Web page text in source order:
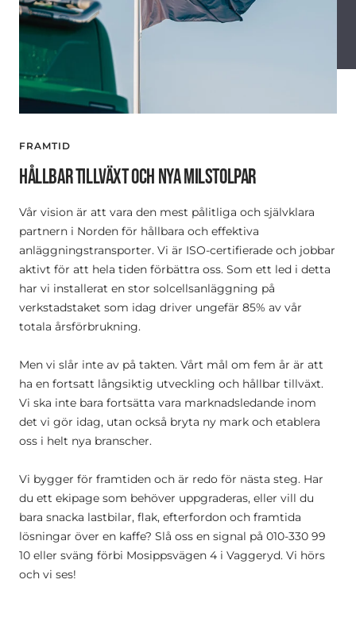
FRAMTID
HÅLLBAR TILLVÄXT OCH NYA MILSTOLPAR
Vår vision är att vara den mest pålitliga och självklara
partnern i Norden för hållbara och effektiva
anläggningstransporter. Vi är ISO-certifierade och jobbar
aktivt för att hela tiden förbättra oss. Som ett led i detta
har vi installerat en stor solcellsanläggning på
verkstadstaket som idag driver ungefär 85% av vår
totala årsförbrukning.
Men vi slår inte av på takten. Vårt mål om fem år är att
ha en fortsatt långsiktig utveckling och hållbar tillväxt.
Vi ska inte bara fortsätta vara marknadsledande inom
det vi gör idag, utan också bryta ny mark och etablera
oss i helt nya branscher.
Vi bygger för framtiden och är redo för nästa steg. Har
du ett ekipage som behöver uppgraderas, eller vill du
bara snacka lastbilar, flak, efterfordon och framtida
lösningar över en kaffe? Slå oss en signal på 010-330 99
10 eller sväng förbi Mosippsvägen 4 i Vaggeryd. Vi hörs
och vi ses!